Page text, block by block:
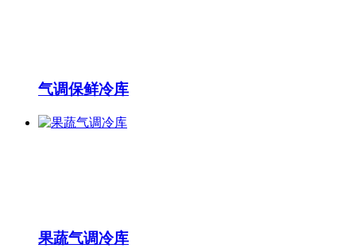
气调保鲜冷库
果蔬气调冷库